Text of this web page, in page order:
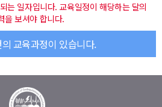
는 일자입니다. 교육일정이 해당하는 달의
을 보셔야 합니다.
교육과정이 있습니다.